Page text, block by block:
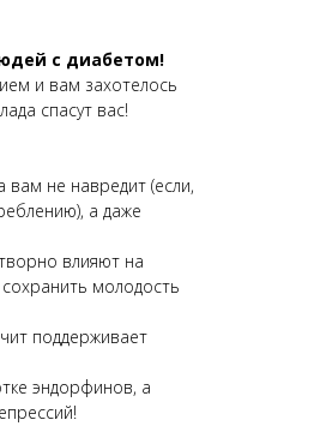
с диабетом!
и вам захотелось
спасут вас!
вам не навредит (если,
а даже
влияют на
молодость
поддерживает
эндорфинов, а